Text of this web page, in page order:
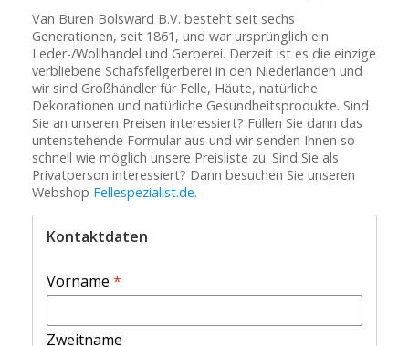
Van Buren Bolsward B.V. besteht seit sechs
Generationen, seit 1861, und war ursprünglich ein
Leder-/Wollhandel und Gerberei. Derzeit ist es die einzige
verbliebene Schafsfellgerberei in den Niederlanden und
wir sind Großhändler für Felle, Häute, natürliche
Dekorationen und natürliche Gesundheitsprodukte. Sind
Sie an unseren Preisen interessiert? Füllen Sie dann das
untenstehende Formular aus und wir senden Ihnen so
schnell wie möglich unsere Preisliste zu. Sind Sie als
Privatperson interessiert? Dann besuchen Sie unseren
Webshop Fellespezialist.de.
Kontaktdaten
Vorname *
Zweitname